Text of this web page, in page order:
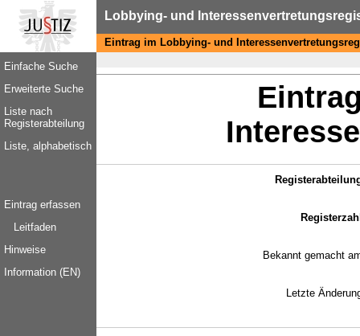
Lobbying- und
Eintrag im Lobbying- und
Bekannt gemacht
Letzte
Einfache Suche
Erweiterte Suche
Liste nach
Registerabteilung
Liste, alphabetisch
Eintrag erfassen
Leitfaden
Hinweise
Information (EN)